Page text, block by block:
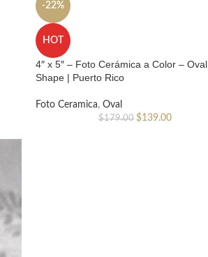
-22%
HOT
4″ x 5″ – Foto Cerámica a Color – Oval
Shape | Puerto Rico
Foto Ceramica, Oval
$179.00 $139.00